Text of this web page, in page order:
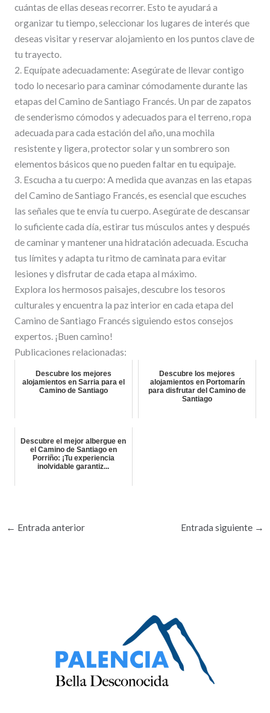
cuántas de ellas deseas recorrer. Esto te ayudará a
organizar tu tiempo, seleccionar los lugares de interés que
deseas visitar y reservar alojamiento en los puntos clave de
tu trayecto.
2. Equípate adecuadamente: Asegúrate de llevar contigo
todo lo necesario para caminar cómodamente durante las
etapas del Camino de Santiago Francés. Un par de zapatos
de senderismo cómodos y adecuados para el terreno, ropa
adecuada para cada estación del año, una mochila
resistente y ligera, protector solar y un sombrero son
elementos básicos que no pueden faltar en tu equipaje.
3. Escucha a tu cuerpo: A medida que avanzas en las etapas
del Camino de Santiago Francés, es esencial que escuches
las señales que te envía tu cuerpo. Asegúrate de descansar
lo suficiente cada día, estirar tus músculos antes y después
de caminar y mantener una hidratación adecuada. Escucha
tus límites y adapta tu ritmo de caminata para evitar
lesiones y disfrutar de cada etapa al máximo.
Explora los hermosos paisajes, descubre los tesoros
culturales y encuentra la paz interior en cada etapa del
Camino de Santiago Francés siguiendo estos consejos
expertos. ¡Buen camino!
Publicaciones relacionadas:
Descubre los mejores
alojamientos en Sarria para el
Camino de Santiago
Descubre los mejores
alojamientos en Portomarín
para disfrutar del Camino de
Santiago
Descubre el mejor albergue en
el Camino de Santiago en
Porriño: ¡Tu experiencia
inolvidable garantiz...
← Entrada anterior Entrada siguiente →